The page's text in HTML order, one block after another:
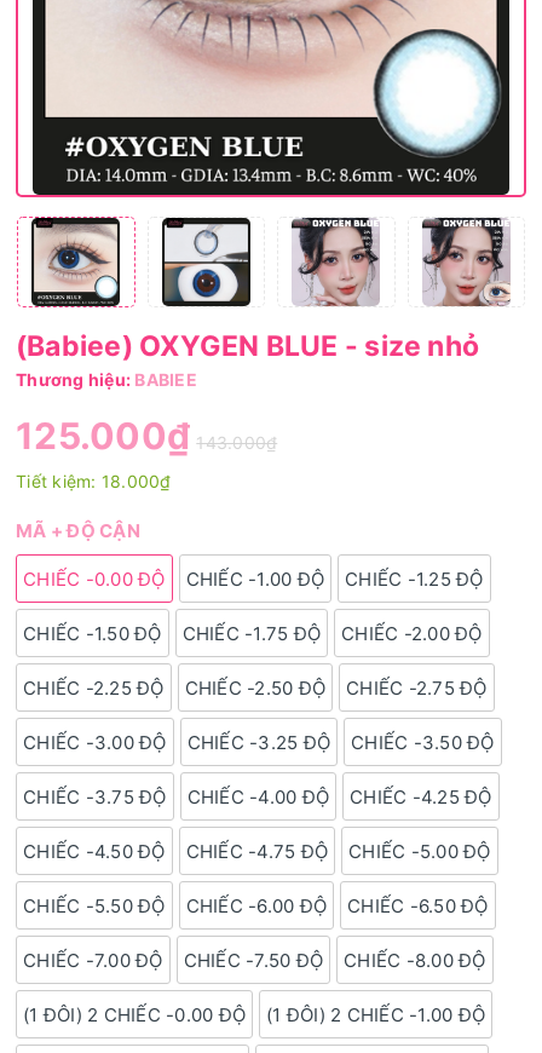
(Babiee) OXYGEN BLUE - size nhỏ
Thương hiệu: BABIEE
125.000₫ 143.000₫
Tiết kiệm: 18.000₫
MÃ + ĐỘ CẬN
CHIẾC -0.00 ĐỘ CHIẾC -1.00 ĐỘ CHIẾC -1.25 ĐỘ
CHIẾC -1.50 ĐỘ CHIẾC -1.75 ĐỘ CHIẾC -2.00 ĐỘ
CHIẾC -2.25 ĐỘ CHIẾC -2.50 ĐỘ CHIẾC -2.75 ĐỘ
CHIẾC -3.00 ĐỘ CHIẾC -3.25 ĐỘ CHIẾC -3.50 ĐỘ
CHIẾC -3.75 ĐỘ CHIẾC -4.00 ĐỘ CHIẾC -4.25 ĐỘ
CHIẾC -4.50 ĐỘ CHIẾC -4.75 ĐỘ CHIẾC -5.00 ĐỘ
CHIẾC -5.50 ĐỘ CHIẾC -6.00 ĐỘ CHIẾC -6.50 ĐỘ
CHIẾC -7.00 ĐỘ CHIẾC -7.50 ĐỘ CHIẾC -8.00 ĐỘ
(1 ĐÔI) 2 CHIẾC -0.00 ĐỘ (1 ĐÔI) 2 CHIẾC -1.00 ĐỘ